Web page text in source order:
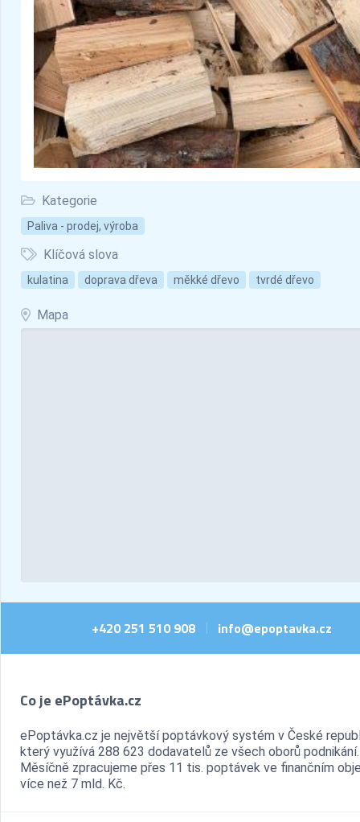
Kategorie
Paliva - prodej, výroba
Klíčová slova
kulatina doprava dřeva měkké dřevo tvrdé dřevo
Mapa
+420 251 510 908 | info@epoptavka.cz
Co je ePoptávka.cz
ePoptávka.cz je největší poptávkový systém v České
který využívá 288 623 dodavatelů ze všech oborů podnikání.
Měsíčně zpracujeme přes 11 tis. poptávek ve finančním
více než 7 mld. Kč.